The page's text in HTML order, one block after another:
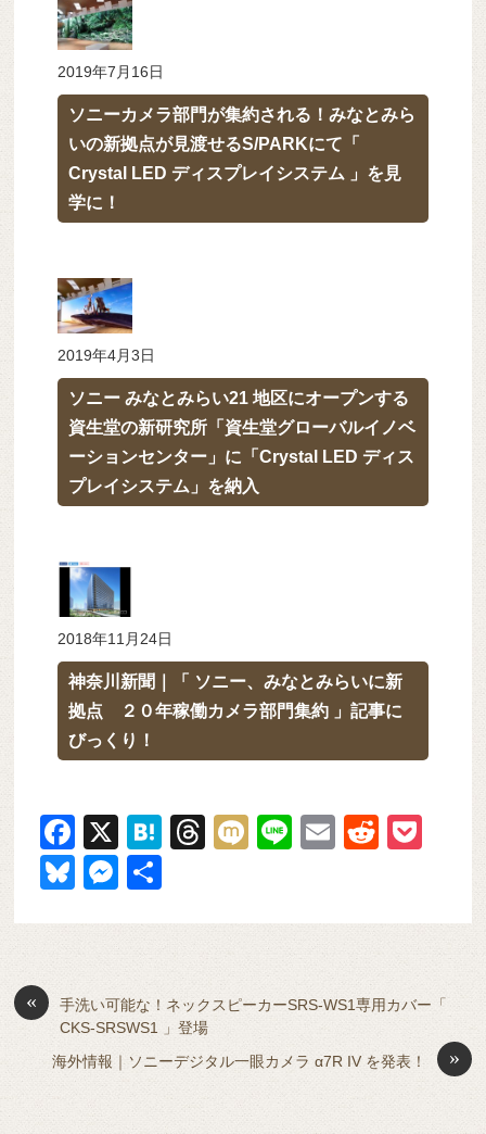
2019年7月16日
ソニーカメラ部門が集約される！みなとみら
いの新拠点が見渡せるS/PARKにて「
Crystal LED ディスプレイシステム 」を見
学に！
2019年4月3日
ソニー みなとみらい21 地区にオープンする
資生堂の新研究所「資生堂グローバルイノベ
ーションセンター」に「Crystal LED ディス
プレイシステム」を納入
2018年11月24日
神奈川新聞｜「 ソニー、みなとみらいに新
拠点 ２０年稼働カメラ部門集約 」記事に
びっくり！
F
a
c
e
o
o
k
X
H
n
T
a
s
M
Li
E
R
di et
Bl
y
M
ss
n
g
er
«
手洗い可能な！ネックスピーカーSRS-WS1専用カバー「
CKS-SRSWS1 」登場
»
海外情報｜ソニーデジタル一眼カメラ α7R IV を発表！